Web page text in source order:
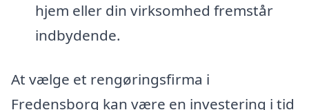
hjem eller din virksomhed fremstår
indbydende.
At vælge et rengøringsfirma i
Fredensborg kan være en investering i tid